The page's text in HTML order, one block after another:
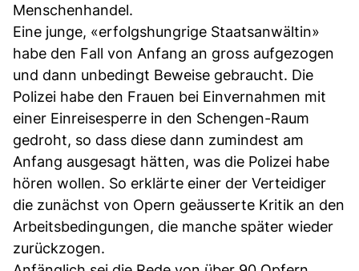
Menschenhandel.
Eine junge, «erfolgshungrige Staatsanwältin»
habe den Fall von Anfang an gross aufgezogen
und dann unbedingt Beweise gebraucht. Die
Polizei habe den Frauen bei Einvernahmen mit
einer Einreisesperre in den Schengen-Raum
gedroht, so dass diese dann zumindest am
Anfang ausgesagt hätten, was die Polizei habe
hören wollen. So erklärte einer der Verteidiger
die zunächst von Opern geäusserte Kritik an den
Arbeitsbedingungen, die manche später wieder
zurückzogen.